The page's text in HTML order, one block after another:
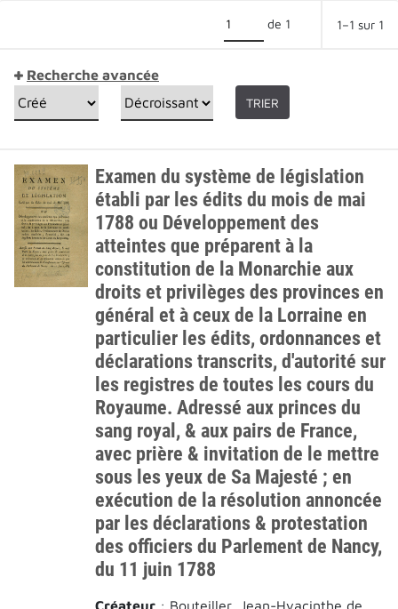
de 1 1–1 sur 1
Recherche avancée
TRIER
Examen du système de législation
établi par les édits du mois de mai
1788 ou Développement des
atteintes que préparent à la
constitution de la Monarchie aux
droits et privilèges des provinces en
général et à ceux de la Lorraine en
particulier les édits, ordonnances et
déclarations transcrits, d'autorité sur
les registres de toutes les cours du
Royaume. Adressé aux princes du
sang royal, & aux pairs de France,
avec prière & invitation de le mettre
sous les yeux de Sa Majesté ; en
exécution de la résolution annoncée
par les déclarations & protestation
des officiers du Parlement de Nancy,
du 11 juin 1788
Créateur : Bouteiller, Jean-Hyacinthe de